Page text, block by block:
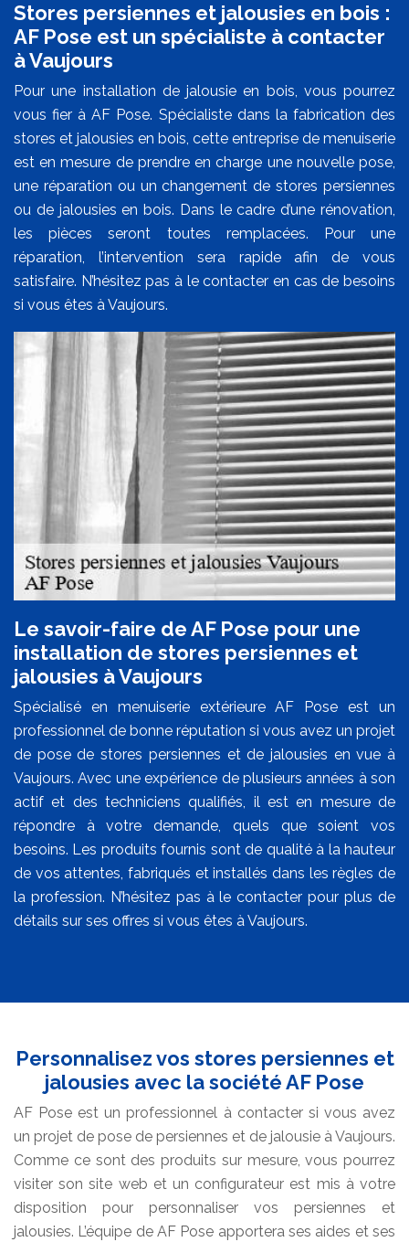
Stores persiennes et jalousies en bois :
AF Pose est un spécialiste à contacter
à Vaujours
Pour une installation de jalousie en bois, vous pourrez
vous fier à AF Pose. Spécialiste dans la fabrication des
stores et jalousies en bois, cette entreprise de menuiserie
est en mesure de prendre en charge une nouvelle pose,
une réparation ou un changement de stores persiennes
ou de jalousies en bois. Dans le cadre d’une rénovation,
les pièces seront toutes remplacées. Pour une
réparation, l’intervention sera rapide afin de vous
satisfaire. N’hésitez pas à le contacter en cas de besoins
si vous êtes à Vaujours.
Le savoir-faire de AF Pose pour une
installation de stores persiennes et
jalousies à Vaujours
Spécialisé en menuiserie extérieure AF Pose est un
professionnel de bonne réputation si vous avez un projet
de pose de stores persiennes et de jalousies en vue à
Vaujours. Avec une expérience de plusieurs années à son
actif et des techniciens qualifiés, il est en mesure de
répondre à votre demande, quels que soient vos
besoins. Les produits fournis sont de qualité à la hauteur
de vos attentes, fabriqués et installés dans les règles de
la profession. N’hésitez pas à le contacter pour plus de
détails sur ses offres si vous êtes à Vaujours.
Personnalisez vos stores persiennes et
jalousies avec la société AF Pose
AF Pose est un professionnel à contacter si vous avez
un projet de pose de persiennes et de jalousie à Vaujours.
Comme ce sont des produits sur mesure, vous pourrez
visiter son site web et un configurateur est mis à votre
disposition pour personnaliser vos persiennes et
jalousies. L’équipe de AF Pose apportera ses aides et ses